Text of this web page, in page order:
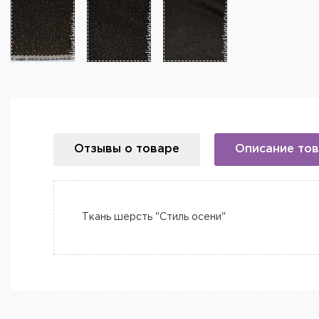
Отзывы о товаре Описание
Ткань шерсть "Стиль осени"